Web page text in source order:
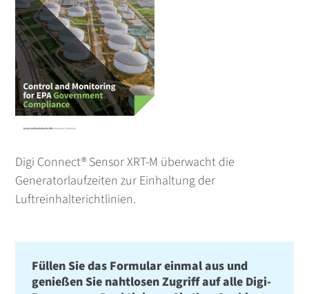
Digi Connect® Sensor XRT-M überwacht die
Generatorlaufzeiten zur Einhaltung der
Luftreinhalterichtlinien.
Füllen Sie das Formular einmal aus und
genießen Sie nahtlosen Zugriff auf alle Digi-